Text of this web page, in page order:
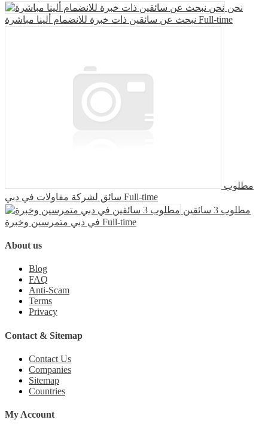
نحن
نبحث عن سائقين ذات خبرة للانضمام ألينا مباشرة Full-time
مطلوب
سائق لشركة مقاولات في دبي Full-time
مطلوب 3 سائقين
في دبي متمرسين وخبرة Full-time
About us
Blog
FAQ
Anti-Scam
Terms
Privacy
Contact & Sitemap
Contact Us
Companies
Sitemap
Countries
My Account